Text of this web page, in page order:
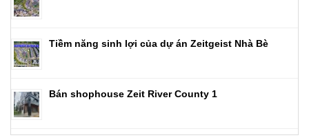
Tiềm năng sinh lợi của dự án Zeitgeist Nhà Bè
Bán shophouse Zeit River County 1